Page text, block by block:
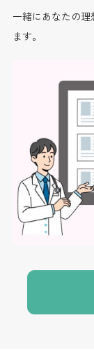
一緒にあなたの
ます。